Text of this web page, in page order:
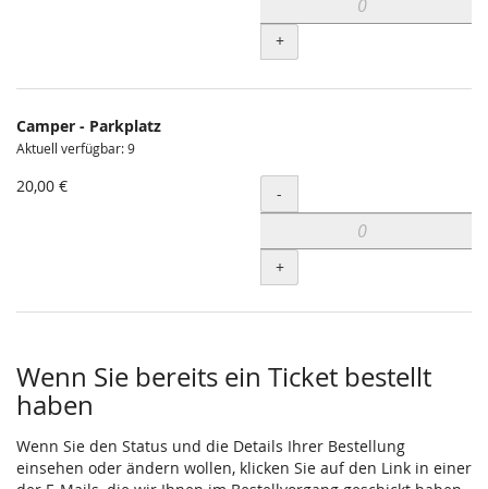
+
Camper - Parkplatz
Aktuell verfügbar: 9
20,00 € Menge
-
+
Wenn Sie bereits ein Ticket bestellt
haben
Wenn Sie den Status und die Details Ihrer Bestellung
einsehen oder ändern wollen, klicken Sie auf den Link in einer